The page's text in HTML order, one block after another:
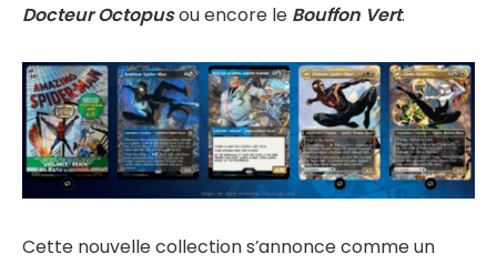
Docteur Octopusou encore le Bouffon Vert.
Cette nouvelle collection s’annonce comme un